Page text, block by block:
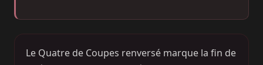
Le Quatre de Coupes renversé marque la fin de